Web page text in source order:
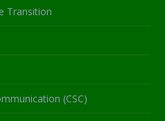
Transition
(CSC)